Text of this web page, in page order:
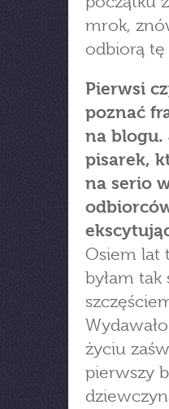
mrok,
odbiorą tę
Pierwsi
poznać
na blogu.
pisarek,
na serio
Osiem lat
byłam tak
życiu
pierwszy